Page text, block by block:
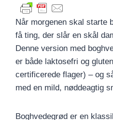
Når morgenen skal starte
få ting, der slår en skål
Denne version med
er både laktosefri og
certificerede flager) – og
med en mild, nøddeagtig
Boghvedegrød er en